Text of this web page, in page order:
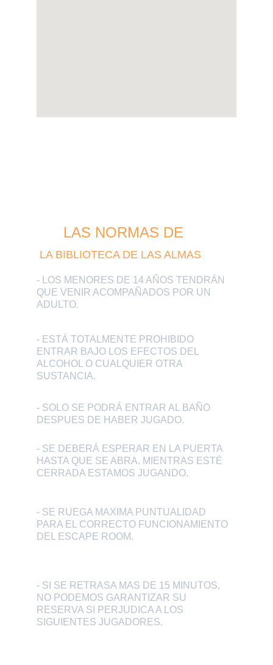
- LOS MENORES DE 14 AÑOS TENDRÁN
QUE VENIR ACOMPAÑADOS POR UN
ADULTO.
- ESTÁ TOTALMENTE PROHIBIDO
ENTRAR BAJO LOS EFECTOS DEL
ALCOHOL O CUALQUIER OTRA
SUSTANCIA.
- SOLO SE PODRÁ ENTRAR AL BAÑO
DESPUES DE HABER JUGADO.
- SE DEBERÁ ESPERAR EN LA PUERTA
HASTA QUE SE ABRA. MIENTRAS ESTÉ
CERRADA ESTAMOS JUGANDO.
- SE RUEGA MAXIMA PUNTUALIDAD
PARA EL CORRECTO FUNCIONAMIENTO
DEL ESCAPE ROOM.
   LAS NORMAS DE
LA BIBLIOTECA DE LAS ALMAS
- SI SE RETRASA MAS DE 15 MINUTOS,
NO PODEMOS GARANTIZAR SU
RESERVA SI PERJUDICA A LOS
SIGUIENTES JUGADORES.